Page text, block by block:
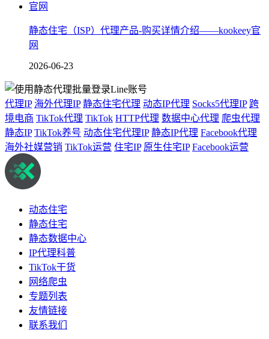
静态住宅（ISP）代理产品-购买详情介绍——kookeey官
网
2026-06-23
代理IP 海外代理IP 静态住宅代理 动态IP代理 Socks5代理IP 跨
境电商 TikTok代理 TikTok HTTP代理 数据中心代理 爬虫代理
静态IP TikTok养号 动态住宅代理IP 静态IP代理 Facebook代理
海外社媒营销 TikTok运营 住宅IP 原生住宅IP Facebook运营
动态住宅
静态住宅
静态数据中心
IP代理科普
TikTok干货
网络爬虫
专题列表
友情链接
联系我们